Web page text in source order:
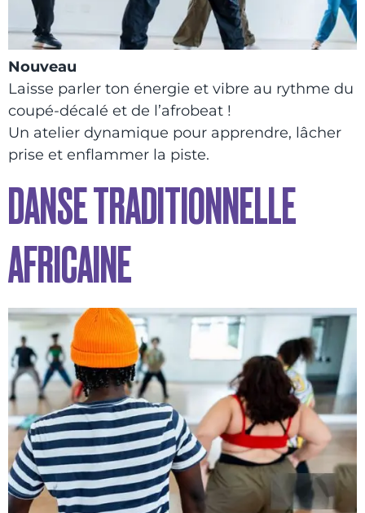
Nouveau
Laisse parler ton énergie et vibre au rythme du
coupé-décalé et de l’afrobeat !
Un atelier dynamique pour apprendre, lâcher
prise et enflammer la piste.
DANSE TRADITIONNELLE
AFRICAINE